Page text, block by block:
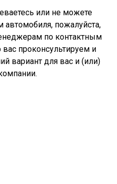
или не можете
пожалуйста,
по контактным
проконсультируем и
вариант для вас и (или)